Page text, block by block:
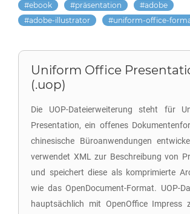
ebook präsentation
adobe
adobe-illustrator
uniform-office-
Uniform Office
(.uop)
Die UOP-Dateierweiterung steht für
Presentation, ein offenes
chinesische Büroanwendungen
verwendet XML zur Beschreibung von
und speichert diese als komprimierte
wie das OpenDocument-Format. UOP-
hauptsächlich mit OpenOffice Impress